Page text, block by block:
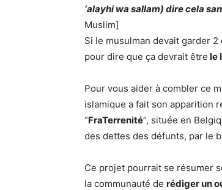
‘alayhi wa sallam) dire cela
Muslim]
Si le musulman devait garder
pour dire que ça devrait être le
Pour vous aider à combler ce
islamique a fait son apparition
“FraTerrenité”, située en
des dettes des défunts, par le
Ce projet pourrait se résumer
la communauté de rédiger un